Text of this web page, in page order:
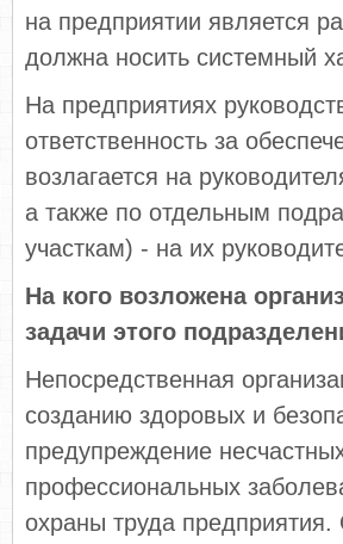
на предприятии является
должна носить системный
На предприятиях
ответственность за
возлагается на
а также по отдельным
участкам) - на их
На кого возложена
задачи этого
Непосредственная
созданию здоровых и
предупреждение
профессиональных
охраны труда